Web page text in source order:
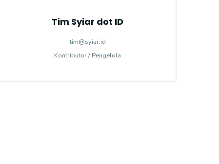
Tim Syiar dot ID
tim@syiar.id
Kontributor / Pengelola